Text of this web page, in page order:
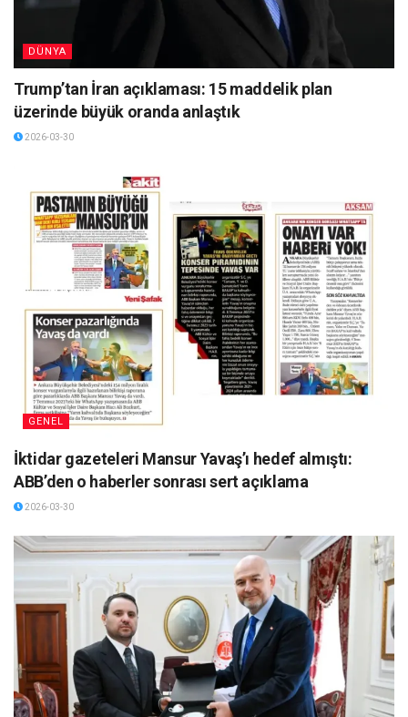
DÜNYA
Trump’tan İran açıklaması: 15 maddelik plan
üzerinde büyük oranda anlaştık
2026-03-30
GENEL
İktidar gazeteleri Mansur Yavaş’ı hedef almıştı:
ABB’den o haberler sonrası sert açıklama
2026-03-30